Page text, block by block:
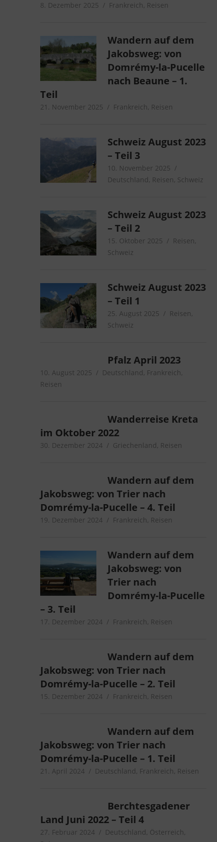
8. Dezember 2025 microcamper
Frankreich, Reisen
Wandern auf dem
Jakobsweg: von
Domrémy-la-Pucelle
nach Beaune – 1.
Teil
21. November 2025 microcamper
Frankreich, Reisen
Schweiz August 2023
– Teil 3
10. November 2025
Deutschland, Reisen, Schweiz
Schweiz August 2023
– Teil 2
15. Oktober 2025 microcamper
Reisen,
Schweiz
Schweiz August 2023
– Teil 1
25. August 2025 microcamper
Reisen,
Schweiz
Pfalz April 2023
10. August 2025 microcamper
Deutschland, Frankreich,
Reisen
Wanderreise Kreta
im Oktober 2022
30. Dezember 2024 microcamper
Griechenland, Reisen
Wandern auf dem
Jakobsweg: von Trier nach
Domrémy-la-Pucelle – 4. Teil
19. Dezember 2024 microcamper
Frankreich, Reisen
Wandern auf dem
Jakobsweg: von
Trier nach
Domrémy-la-Pucelle
– 3. Teil
17. Dezember 2024 microcamper
Frankreich, Reisen
Wandern auf dem
Jakobsweg: von Trier nach
Domrémy-la-Pucelle – 2. Teil
15. Dezember 2024 microcamper
Frankreich, Reisen
Wandern auf dem
Jakobsweg: von Trier nach
Domrémy-la-Pucelle – 1. Teil
21. April 2024 microcamper
Deutschland, Frankreich, Reisen
Berchtesgadener
Land Juni 2022 – Teil 4
27. Februar 2024 microcamper
Deutschland, Österreich,